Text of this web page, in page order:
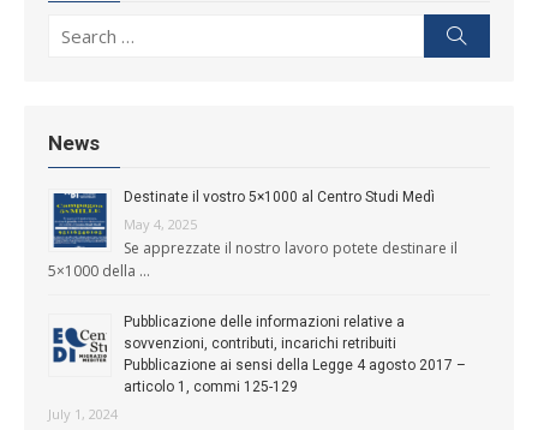
News
Destinate il vostro 5×1000 al Centro Studi Medì
May 4, 2025
Se apprezzate il nostro lavoro potete destinare il
5×1000 della …
Pubblicazione delle informazioni relative a
sovvenzioni, contributi, incarichi retribuiti
Pubblicazione ai sensi della Legge 4 agosto 2017 –
articolo 1, commi 125-129
July 1, 2024